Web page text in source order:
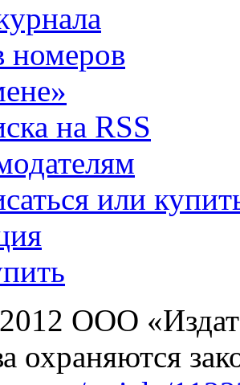
номеров
на RSS
или
ООО
охраняются